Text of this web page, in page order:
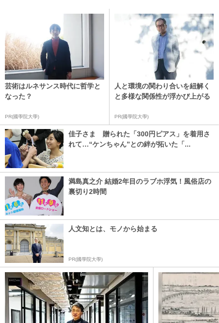
芸術はルネサンス時代に哲学と
なった？
PR(國學院大學)
人と環境の関わり合いを紐解く
と多様な関係性が浮かび上がる
PR(國學院大學)
佳子さま 贈られた「300円ピアス」を着用さ
れて…“ケンちゃん”との絆が拓いた「...
満島真之介 結婚2年目のラブホ浮気！風俗店の
裏切り2時間
人文知とは、モノから始まる
PR(國學院大學)